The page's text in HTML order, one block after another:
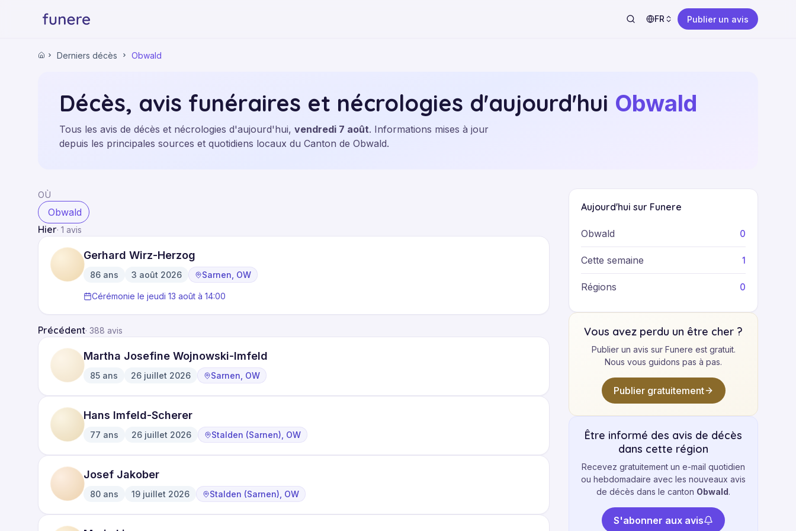
FR Publier un avis
Accueil
Derniers décès Obwald
Décès, avis funéraires et nécrologies d'aujourd'hui Obwald
Tous les avis de décès et nécrologies d'aujourd'hui, vendredi 7 août. Informations mises à jour
depuis les principales sources et quotidiens locaux du Canton de Obwald.
OÙ
Obwald
Hier· 1 avis
Gerhard Wirz-Herzog
86 ans 3 août 2026 Sarnen, OW
Cérémonie le jeudi 13 août à 14:00
Précédent· 388 avis
Martha Josefine Wojnowski-Imfeld
85 ans 26 juillet 2026 Sarnen, OW
Hans Imfeld-Scherer
77 ans 26 juillet 2026 Stalden (Sarnen), OW
Josef Jakober
80 ans 19 juillet 2026 Stalden (Sarnen), OW
Aujourd'hui sur Funere
Obwald 0
Cette semaine 1
Régions 0
Vous avez perdu un être cher ?
Publier un avis sur Funere est gratuit.
Nous vous guidons pas à pas.
Publier gratuitement
Être informé des avis de décès
dans cette région
Recevez gratuitement un e-mail quotidien
ou hebdomadaire avec les nouveaux avis
de décès dans le canton Obwald.
S'abonner aux avis